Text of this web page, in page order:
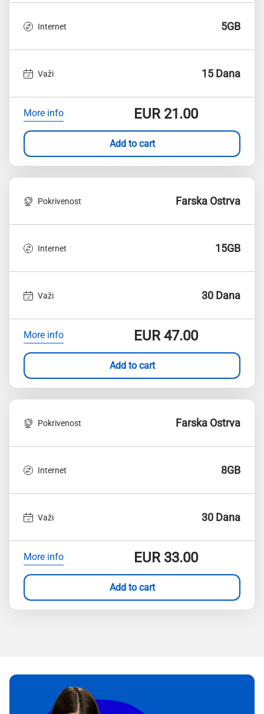
Internet 5GB
Važi 15 Dana
More info EUR21.00
Add to cart
Pokrivenost Farska Ostrva
Internet 15GB
Važi 30 Dana
More info EUR47.00
Add to cart
Pokrivenost Farska Ostrva
Internet 8GB
Važi 30 Dana
More info EUR33.00
Add to cart